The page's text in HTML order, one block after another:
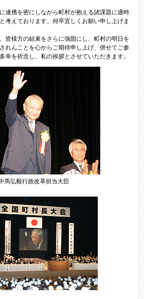
連携を密にしながら町村が抱える諸課題に適時
考えております。何卒宜しくお願い申し上げま
皆様方の結束をさらに強固にし、町村の明日を
れんことを心からご期待申し上げ、併せてご参
幸を祈念し、私の挨拶とさせていただきます。
馬弘毅行政改革担当大臣